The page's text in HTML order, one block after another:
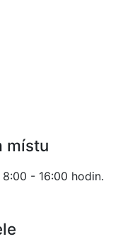
místu
- 16:00 hodin.